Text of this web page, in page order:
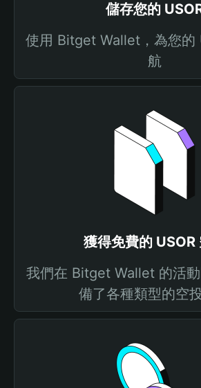
儲存您的
使用 Bitget Wallet，為您的
航
獲得免費的 USOR
我們在 Bitget Wallet 的活
備了各種類型的空